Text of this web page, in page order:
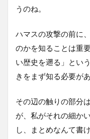
うのね。
ハマスの攻撃の前に
のかを知ることは重
い歴史を遡る」とい
きをまず知る必要があ
その辺の触りの部分
が、私がそれの細か
し、まとめなんて書